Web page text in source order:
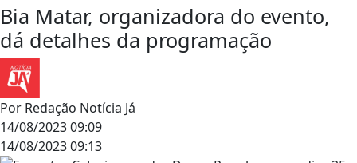
Bia Matar, organizadora do evento,
dá detalhes da programação
Por Redação Notícia Já
14/08/2023 09:09
14/08/2023 09:13